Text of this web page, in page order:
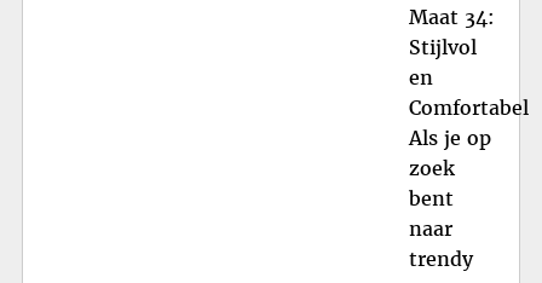
Maat 34:
Stijlvol
en
Comfortabel
Als je op
zoek
bent
naar
trendy